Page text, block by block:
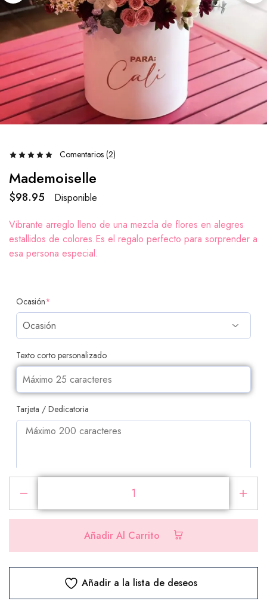
Comentarios (2)
Mademoiselle
$98.95
Disponible
Vibrante arreglo lleno de una mezcla de flores en alegres
estallidos de colores.Es el regalo perfecto para sorprender a
esa persona especial.
Ocasión*
Texto corto personalizado
Tarjeta / Dedicatoria
PRODUCTOS ADICIONALES
Añadir Al Carrito
Añadir a la lista de deseos